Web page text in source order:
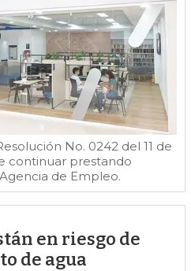
No. 0242 del 11 de
continuar prestando
de Empleo.
en riesgo de
de agua